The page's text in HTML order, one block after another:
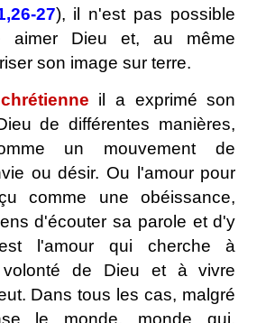
27), il n'est pas possible
aimer Dieu et, au même
son image sur terre.
il a exprimé son
de différentes manières,
un mouvement de
ou désir. Ou l'amour pour
comme une obéissance,
d'écouter sa parole et d'y
l'amour qui cherche à
volonté de Dieu et à vivre
Dans tous les cas, malgré
le monde, monde qui,